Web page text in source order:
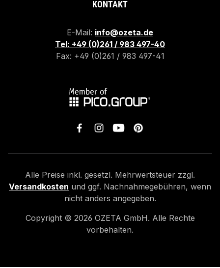
KONTAKT
E-Mail: info@ozeta.de
Tel: +49 (0)261 / 983 497-40
Fax: +49 (0)261 / 983 497-41
Alle Preise inkl. gesetzl. Mehrwertsteuer zzgl.
Versandkosten und ggf. Nachnahmegebühren, wenn
nicht anders angegeben.
Copyright © 2026 OZETA GmbH. Alle Rechte
vorbehalten.